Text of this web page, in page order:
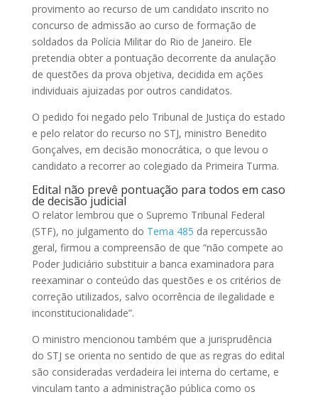
provimento ao recurso de um candidato inscrito no
concurso de admissão ao curso de formação de
soldados da Polícia Militar do Rio de Janeiro. Ele
pretendia obter a pontuação decorrente da anulação
de questões da prova objetiva, decidida em ações
individuais ajuizadas por outros candidatos.
O pedido foi negado pelo Tribunal de Justiça do estado
e pelo relator do recurso no STJ, ministro Benedito
Gonçalves, em decisão monocrática, o que levou o
candidato a recorrer ao colegiado da Primeira Turma.
Edital não prevê pontuação para todos em caso
de decisão judicial
O relator lembrou que o Supremo Tribunal Federal
(STF), no julgamento do Tema 485 da repercussão
geral, firmou a compreensão de que “não compete ao
Poder Judiciário substituir a banca examinadora para
reexaminar o conteúdo das questões e os critérios de
correção utilizados, salvo ocorrência de ilegalidade e
inconstitucionalidade”.
O ministro mencionou também que a jurisprudência
do STJ se orienta no sentido de que as regras do edital
são consideradas verdadeira lei interna do certame, e
vinculam tanto a administração pública como os